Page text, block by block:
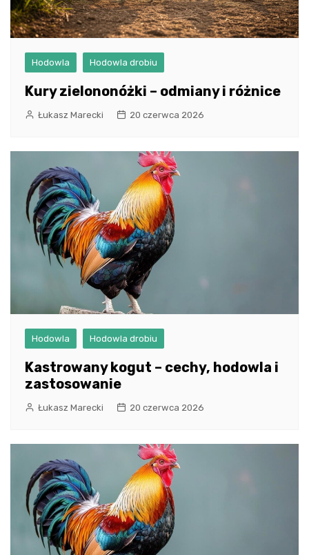
Hodowla Hodowla drobiu
Kury zielononóżki – odmiany i różnice
Łukasz Marecki 20 czerwca 2026
Hodowla Hodowla drobiu
Kastrowany kogut – cechy, hodowla i
zastosowanie
Łukasz Marecki 20 czerwca 2026